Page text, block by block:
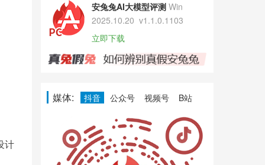
计
安兔兔AI大模型评测 Win
2025.10.20 v1.1.0.1103
立即下载
媒体: 抖音 公众号 视频号 B站